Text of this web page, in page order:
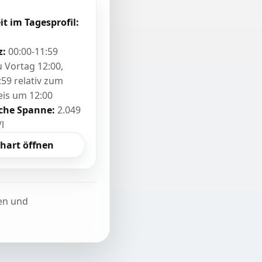
im Tagesprofil:
00:00-11:59
Vortag 12:00,
relativ zum
um 12:00
Spanne: 2.049
öffnen
und